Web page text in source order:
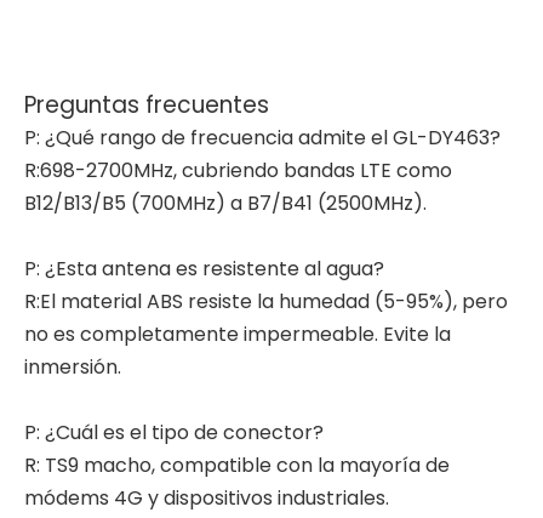
Preguntas frecuentes
P: ¿Qué rango de frecuencia admite el GL-DY463?
R:698-2700MHz, cubriendo bandas LTE como
B12/B13/B5 (700MHz) a B7/B41 (2500MHz).
P: ¿Esta antena es resistente al agua?
R:El material ABS resiste la humedad (5-95%), pero
no es completamente impermeable. Evite la
inmersión.
P: ¿Cuál es el tipo de conector?
R: TS9 macho, compatible con la mayoría de
módems 4G y dispositivos industriales.